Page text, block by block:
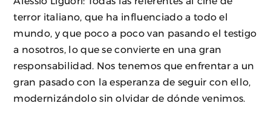
terror italiano, que ha influenciado a todo el
mundo, y que poco a poco van pasando el testigo
a nosotros, lo que se convierte en una gran
responsabilidad. Nos tenemos que enfrentar a un
gran pasado con la esperanza de seguir con ello,
modernizándolo sin olvidar de dónde venimos.